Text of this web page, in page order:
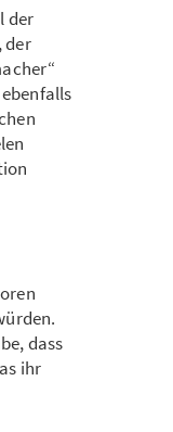
der
der
dass
ihr